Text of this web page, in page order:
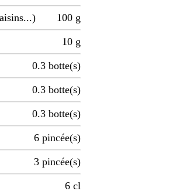
100 g
10 g
0.3 botte(s)
0.3 botte(s)
0.3 botte(s)
6 pincée(s)
3 pincée(s)
6 cl